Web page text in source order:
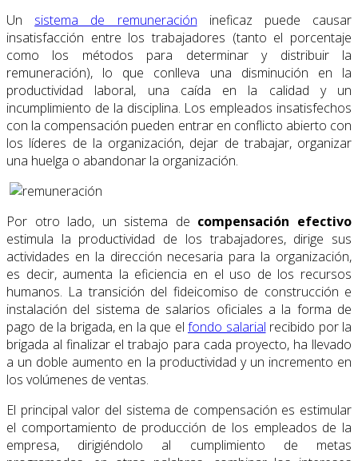
Un sistema de remuneración ineficaz puede causar
insatisfacción entre los trabajadores (tanto el porcentaje
como los métodos para determinar y distribuir la
remuneración), lo que conlleva una disminución en la
productividad laboral, una caída en la calidad y un
incumplimiento de la disciplina. Los empleados insatisfechos
con la compensación pueden entrar en conflicto abierto con
los líderes de la organización, dejar de trabajar, organizar
una huelga o abandonar la organización.
Por otro lado, un sistema de compensación efectivo
estimula la productividad de los trabajadores, dirige sus
actividades en la dirección necesaria para la organización,
es decir, aumenta la eficiencia en el uso de los recursos
humanos. La transición del fideicomiso de construcción e
instalación del sistema de salarios oficiales a la forma de
pago de la brigada, en la que el fondo salarial recibido por la
brigada al finalizar el trabajo para cada proyecto, ha llevado
a un doble aumento en la productividad y un incremento en
los volúmenes de ventas.
El principal valor del sistema de compensación es estimular
el comportamiento de producción de los empleados de la
empresa, dirigiéndolo al cumplimiento de metas